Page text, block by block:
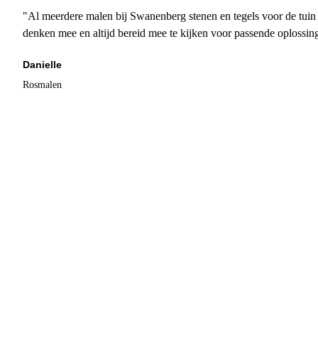
"Al meerdere malen bij Swanenberg stenen en tegels voor de
denken mee en altijd bereid mee te kijken voor passende
Danielle
Rosmalen